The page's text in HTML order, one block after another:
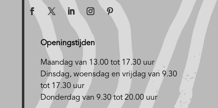
Openingstijden
Maandag van 13.00 tot 17.30 uur
Dinsdag, woensdag en vrijdag van 9.30
tot 17.30 uur
Donderdag van 9.30 tot 20.00 uur